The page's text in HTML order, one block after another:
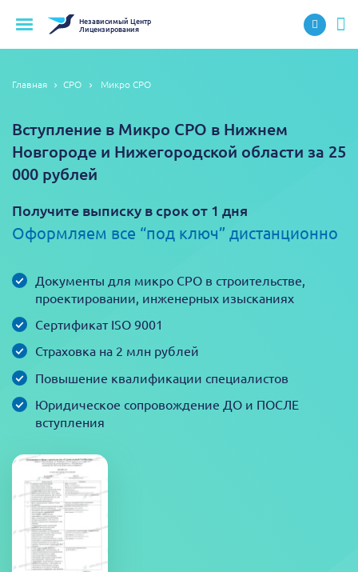
НезависимыйЦентр
Лицензирования
Главная СРО Микро СРО
Вступление в Микро СРО в Нижнем
Новгороде и Нижегородской области за 25
000 рублей
Получите выписку в срок от 1 дня
Оформляем все “под ключ” дистанционно
Документы для микро СРО в строительстве,
проектировании, инженерных изысканиях
Сертификат ISO 9001
Страховка на 2 млн рублей
Повышение квалификации специалистов
Юридическое сопровождение ДО и ПОСЛЕ
вступления